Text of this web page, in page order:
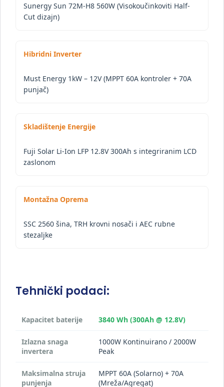
Sunergy Sun 72M-H8 560W (Visokoučinkoviti Half-
Cut dizajn)
Hibridni Inverter
Must Energy 1kW – 12V (MPPT 60A kontroler + 70A
punjač)
Skladištenje Energije
Fuji Solar Li-Ion LFP 12.8V 300Ah s integriranim LCD
zaslonom
Montažna Oprema
SSC 2560 šina, TRH krovni nosači i AEC rubne
stezaljke
Tehnički podaci:
Kapacitet baterije 3840 Wh (300Ah @ 12.8V)
Izlazna snaga
invertera
1000W Kontinuirano / 2000W
Peak
Maksimalna struja
punjenja
MPPT 60A (Solarno) + 70A
(Mreža/Agregat)